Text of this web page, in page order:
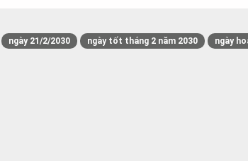
ngày 21/2/2030 ngày tốt tháng 2 năm 2030 ngày